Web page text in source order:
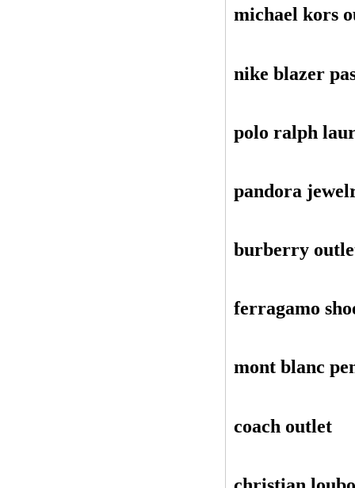
michael kors
nike blazer
polo ralph
pandora
burberry
ferragamo
mont blanc
coach outlet